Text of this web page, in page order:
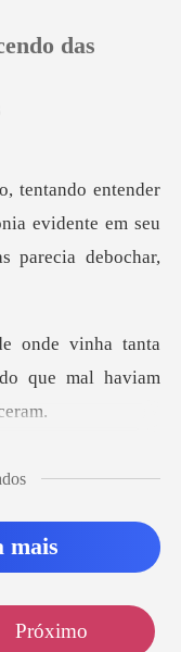
das
evidente em seu
nta
que mal
mais
Próximo